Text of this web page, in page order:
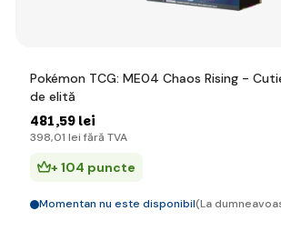
Pokémon TCG: ME04 Chaos Rising -
de elită
481,59 lei
398,01 lei fără TVA
+ 104 puncte
Momentan nu este disponibil(La